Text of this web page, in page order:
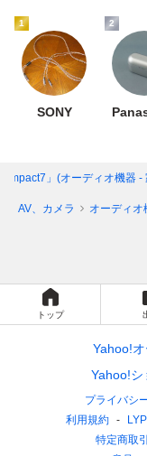
1
SONY
2
」(オーディオ機器 -
、AV、カメラ オーディオ
トップ
Yahoo!
Yahoo!シ
プライバシ
利用規約
特定商取